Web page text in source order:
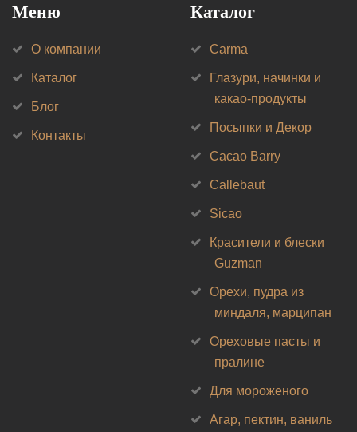
Меню
О компании
Каталог
Блог
Контакты
Каталог
Carma
Глазури, начинки и
какао-продукты
Посыпки и Декор
Cacao Barry
Callebaut
Sicao
Красители и блески
Guzman
Орехи, пудра из
миндаля, марципан
Ореховые пасты и
пралине
Для мороженого
Агар, пектин, ваниль